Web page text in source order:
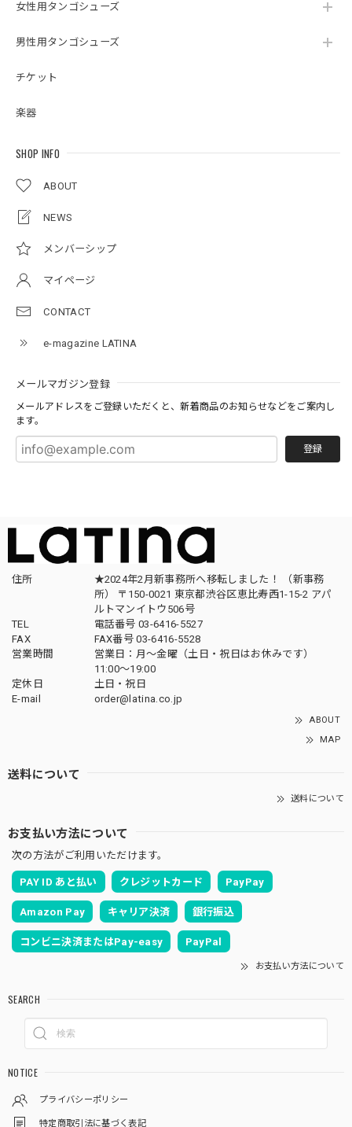
女性用タンゴシューズ
男性用タンゴシューズ
チケット
楽器
SHOP INFO
ABOUT
NEWS
メンバーシップ
マイページ
CONTACT
e-magazine LATINA
メールマガジン登録
メールアドレスをご登録いただくと、新着商品のお知らせなどをご案内し
ます。
登録
住所
★2024年2月新事務所へ移転しました！ （新事務
所） 〒150-0021 東京都渋谷区恵比寿西1-15-2 アパ
ルトマンイトウ506号
TEL
電話番号 03-6416-5527
FAX
FAX番号 03-6416-5528
営業時間
営業日：月〜金曜（土日・祝日はお休みです）
11:00〜19:00
定休日
土日・祝日
E-mail
order@latina.co.jp
ABOUT
MAP
送料について
送料について
お支払い方法について
次の方法がご利用いただけます。
PAY ID あと払い クレジットカード PayPay
Amazon Pay キャリア決済 銀行振込
コンビニ決済またはPay-easy PayPal
お支払い方法について
SEARCH
NOTICE
プライバシーポリシー
特定商取引法に基づく表記